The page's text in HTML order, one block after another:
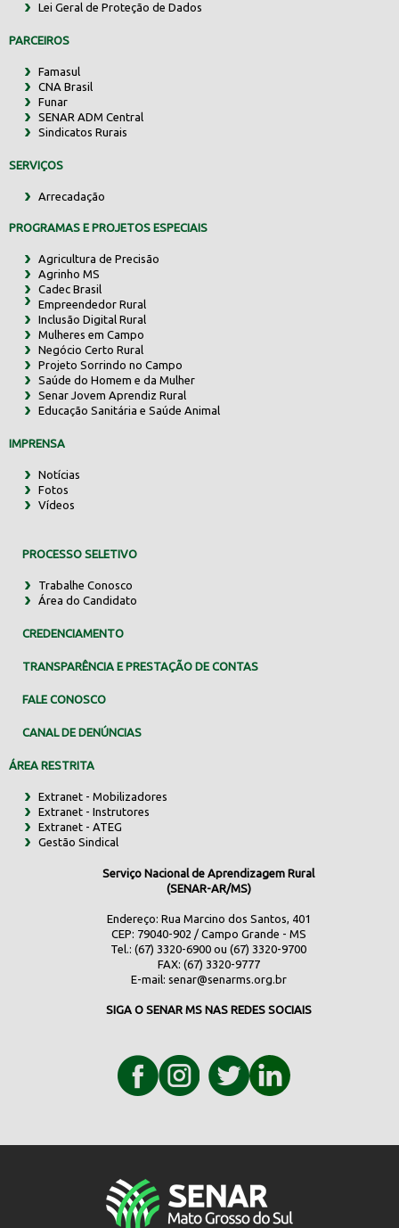
Lei Geral de Proteção de Dados
PARCEIROS
Famasul
CNA Brasil
Funar
SENAR ADM Central
Sindicatos Rurais
SERVIÇOS
Arrecadação
PROGRAMAS E PROJETOS ESPECIAIS
Agricultura de Precisão
Agrinho MS
Cadec Brasil
Empreendedor Rural
Inclusão Digital Rural
Mulheres em Campo
Negócio Certo Rural
Projeto Sorrindo no Campo
Saúde do Homem e da Mulher
Senar Jovem Aprendiz Rural
Educação Sanitária e Saúde Animal
IMPRENSA
Notícias
Fotos
Vídeos
PROCESSO SELETIVO
Trabalhe Conosco
Área do Candidato
CREDENCIAMENTO
TRANSPARÊNCIA E PRESTAÇÃO DE CONTAS
FALE CONOSCO
CANAL DE DENÚNCIAS
ÁREA RESTRITA
Extranet - Mobilizadores
Extranet - Instrutores
Extranet - ATEG
Gestão Sindical
Serviço Nacional de Aprendizagem Rural
(SENAR-AR/MS)
Endereço: Rua Marcino dos Santos, 401
CEP: 79040-902 / Campo Grande - MS
Tel.: (67) 3320-6900 ou (67) 3320-9700
FAX: (67) 3320-9777
E-mail: senar@senarms.org.br
SIGA O SENAR MS NAS REDES SOCIAIS